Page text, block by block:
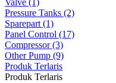
Valve (1)
Pressure Tanks (2)
Sparepart (1)
Panel Control (17)
Compressor (3)
Other Pump (9)
Produk Terlaris
Produk Terlaris